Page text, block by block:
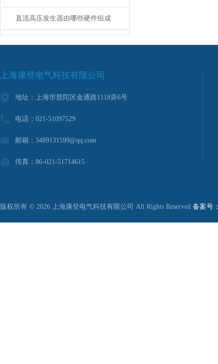
直流高压发生器由哪些硬件组成
上海康登电气科技有限公司
地址：上海市普陀区金通路1118弄6号
电话：021-51097529
邮箱：3489131599@qq.com
传真：86-021-51714615
版权所有 © 2026 上海康登电气科技有限公司 All Rights Reserved 备案号